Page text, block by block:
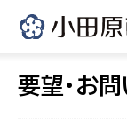
要望・お